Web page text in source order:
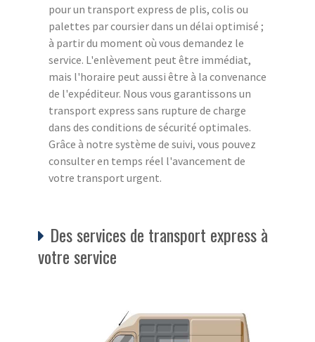
pour un transport express de plis, colis ou
palettes par coursier dans un délai optimisé ;
à partir du moment où vous demandez le
service. L'enlèvement peut être immédiat,
mais l'horaire peut aussi être à la convenance
de l'expéditeur. Nous vous garantissons un
transport express sans rupture de charge
dans des conditions de sécurité optimales.
Grâce à notre système de suivi, vous pouvez
consulter en temps réel l'avancement de
votre transport urgent.
Des services de transport express à
votre service